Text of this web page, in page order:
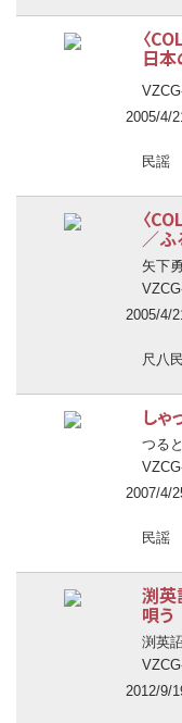
〈
日
2005/4/
民謡
〈
／ふ
矢下勇
2005/4/
尺八
し
つる
2007/4/
民謡
渕英
唄う
渕英
2012/9/